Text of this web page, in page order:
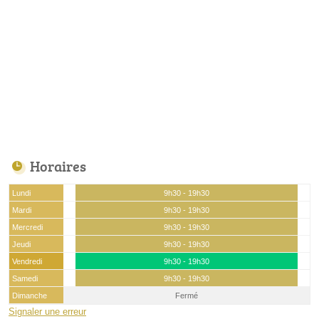
Horaires
Lundi
9h30 - 19h30
Mardi
9h30 - 19h30
Mercredi
9h30 - 19h30
Jeudi
9h30 - 19h30
Vendredi
9h30 - 19h30
Samedi
9h30 - 19h30
Dimanche
Fermé
Signaler une erreur